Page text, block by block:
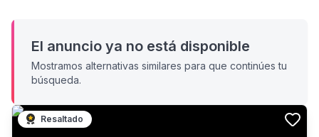
El anuncio ya no está disponible
Mostramos alternativas similares para que continúes tu
búsqueda.
Resaltado